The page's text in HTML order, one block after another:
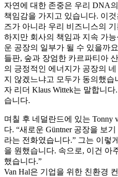
자연에 대한 존중은 우리 DNA
책임감을 가지고 있습니다. 이
즈가 아니라 우리 비즈니스의
하지만 회사의 책임과 지속 가
운 공장의 일부가 될 수 있을까
들판, 숲과 장엄한 카르파티아
의 긍정적인 에너지가 공장의
지 않겠느냐고 모두가 동의했습
자 리더 Klaus Wittek는 말합니
습니다.
며칠 후 네덜란드에 있는 Tonny
다. “새로운 Güntner 공장을 보
라는 전화였습니다.” 그는 이렇
을 원했습니다. 속으로, 이건 아
했습니다.”
Van Hal은 기업을 위한 친환경